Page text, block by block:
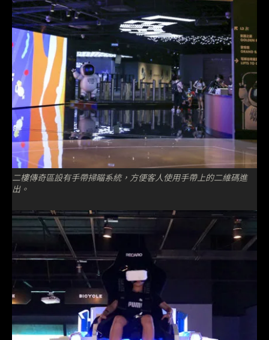
二樓傳奇區設有手帶掃瞄系統，方便客人使用手帶上的二維碼進
出。